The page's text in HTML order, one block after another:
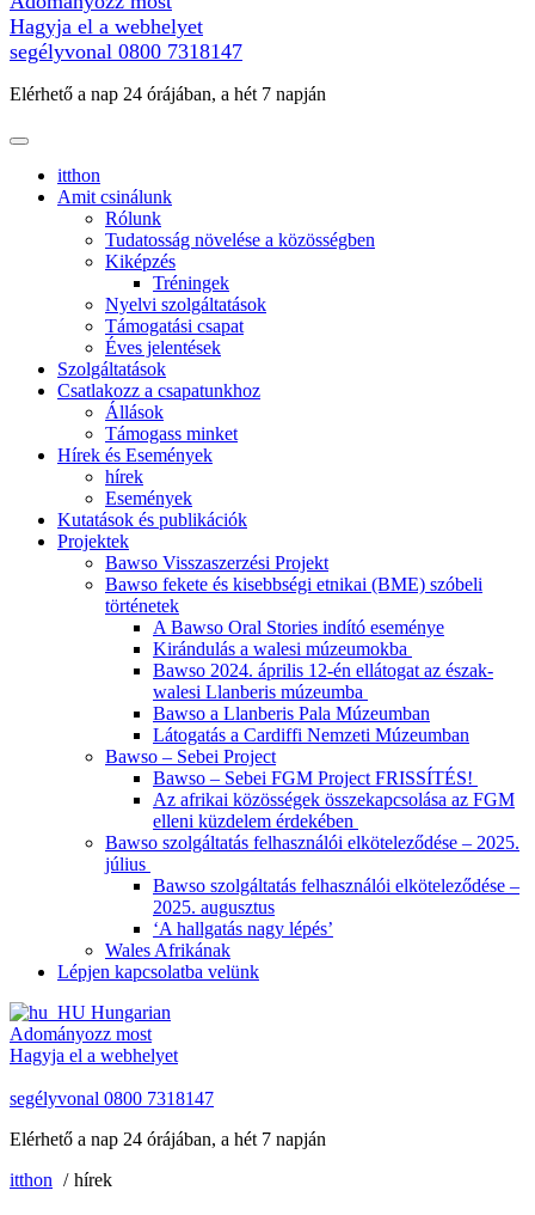
Hagyja el a webhelyet
segélyvonal 0800 7318147
Elérhető a nap 24 órájában, a hét 7 napján
itthon
Amit csinálunk
Rólunk
Tudatosság növelése a közösségben
Kiképzés
Tréningek
Nyelvi szolgáltatások
Támogatási csapat
Éves jelentések
Szolgáltatások
Csatlakozz a csapatunkhoz
Állások
Támogass minket
Hírek és Események
hírek
Események
Kutatások és publikációk
Projektek
Bawso Visszaszerzési Projekt
Bawso fekete és kisebbségi etnikai (BME) szóbeli
történetek
A Bawso Oral Stories indító eseménye
Kirándulás a walesi múzeumokba
Bawso 2024. április 12-én ellátogat az észak-
walesi Llanberis múzeumba
Bawso a Llanberis Pala Múzeumban
Látogatás a Cardiffi Nemzeti Múzeumban
Bawso – Sebei Project
Bawso – Sebei FGM Project FRISSÍTÉS!
Az afrikai közösségek összekapcsolása az FGM
elleni küzdelem érdekében
Bawso szolgáltatás felhasználói elköteleződése – 2025.
július
Bawso szolgáltatás felhasználói elköteleződése –
2025. augusztus
‘A hallgatás nagy lépés’
Wales Afrikának
Lépjen kapcsolatba velünk
Hungarian
Adományozz most
Hagyja el a webhelyet
segélyvonal 0800 7318147
Elérhető a nap 24 órájában, a hét 7 napján
itthon
hírek